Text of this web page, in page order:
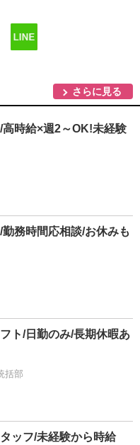
さらに見る
時給×週2～OK!未経験
務時間応相談/お休みも
ト/日勤のみ/長期休暇あ
括部
ッフ/未経験から時給